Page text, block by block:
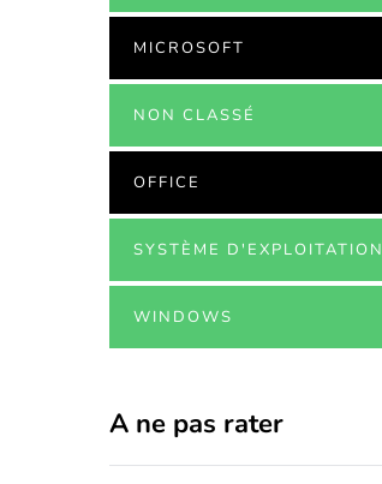
MICROSOFT
NON CLASSÉ
OFFICE
SYSTÈME D'EXPLOITATION
WINDOWS
A ne pas rater